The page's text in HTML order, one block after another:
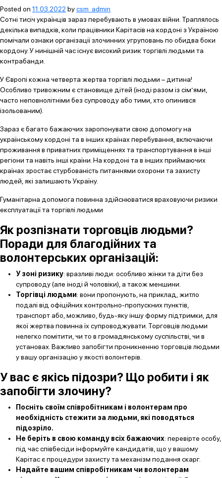
Posted on 11.03.2022 bycsm_admin
Сотні тисіч українців зараз перебувають в умовах війни. Траплялось
декілька випадків, коли працівники Карітасів на кордоні з Україною
помічали ознаки організації злочинних угруповань по обидва боки
кордону. У нинішній час існує високий ризик торгівлі людьми та
контрабанди.
У Європі кожна четверта жертва торгівлі людьми – дитина!
Особливо тривожним є становище дітей (іноді разом із сім’ями,
часто неповнолітніми без супроводу або тими, хто опинився
ізольованим).
Зараз є багато бажаючих заропонувати свою допомогу на
українському кордоні та в інших країнах перебування, включаючи
проживання в приватних приміщеннях та транспортування в інші
регіони та навіть інші країни. На кордоні та в інших приймаючих
країнах зростає стурбованість питаннями охорони та захисту
людей, які залишають Україну.
Гуманітарна допомога повинна здійснюватися враховуючи ризики
експлуатації та торгівлі людьми
Як розпізнати торговців людьми?
Поради для благодійних та
волонтерських організацій:
У зоні ризику: вразливі люди: особливо жінки та діти без
супроводу (але іноді й чоловіки), а також меншини.
Торгівці людьми: вони пропонують, на приклад, житло
подалі від офіційних контрольно-пропускних пунктів,
транспорт або, можливо, будь-яку іншу форму підтримки, для
якої жертва повинна їх супроводжувати. Торговців людьми
нелегко помітити, чи то в громадянському суспільстві, чи в
установах. Важливо запобігти проникненню торговців людьми
у вашу організацію у якості волонтерів.
У вас є якісь підозри? Що робити і як
запобігти злочину?
Посніть своїм співробітникам і волонтерам про
необхідність стежити за людьми, які поводяться
підозріло.
Не беріть в свою команду всіх бажаючих: перевірте особу,
під час співбесіди інформуйте кандидатів, що у вашому
Карітас є процедури захисту та механізм подання скарг.
Надайте вашим співробітникам чи волонтерам